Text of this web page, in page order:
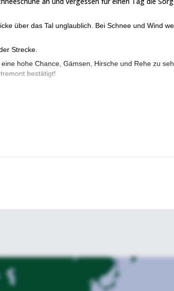
über das Tal unglaublich. Bei Schnee und Wind
Strecke.
hohe Chance, Gämsen, Hirsche und Rehe zu
bestätigt!
etwas mehr Anstrengung erfordern.
Denken Sie daran, dass neblige und weiße
ihre Spuren werden da sein, um uns zu unterhalten!